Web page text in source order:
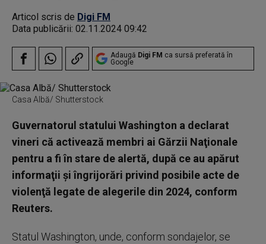
Articol scris de Digi FM
Data publicării: 02.11.2024 09:42
Adaugă Digi FM ca sursă preferată în
Google
Casa Albă/ Shutterstock
Guvernatorul statului Washington a declarat
vineri că activează membri ai Gărzii Naţionale
pentru a fi în stare de alertă, după ce au apărut
informaţii şi îngrijorări privind posibile acte de
violenţă legate de alegerile din 2024, conform
Reuters.
Statul Washington, unde, conform sondajelor, se